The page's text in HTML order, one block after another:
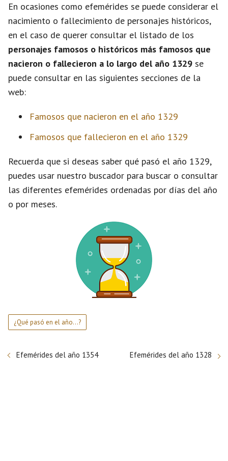
En ocasiones como efemérides se puede considerar el
nacimiento o fallecimiento de personajes históricos,
en el caso de querer consultar el listado de los
personajes famosos o históricos más famosos que
nacieron o fallecieron a lo largo del año 1329 se
puede consultar en las siguientes secciones de la
web:
Famosos que nacieron en el año 1329
Famosos que fallecieron en el año 1329
Recuerda que si deseas saber qué pasó el año 1329,
puedes usar nuestro buscador para buscar o consultar
las diferentes efemérides ordenadas por días del año
o por meses.
¿Qué pasó en el año...?
Efemérides del año 1354 Efemérides del año 1328